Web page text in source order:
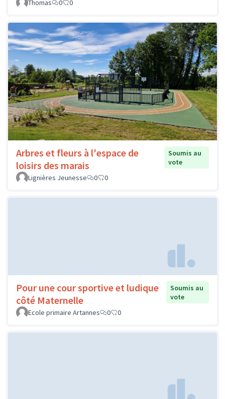
Thomas 0 0
Arbres et fleurs à l'espace de
loisirs des marais
Soumis au
vote
Lignières Jeunesse
0 0
Pour une cour sportive et ludique
côté Maternelle
Soumis au
vote
Ecole primaire Artannes
0 0